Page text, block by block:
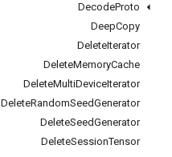
DecodeProto
DeepCopy
DeleteIterator
DeleteMemoryCache
DeleteMultiDeviceIterator
DeleteRandomSeedGenerator
DeleteSeedGenerator
DeleteSessionTensor